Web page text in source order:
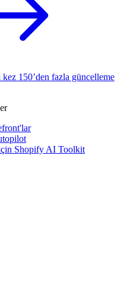
150’den fazla güncelleme
Shopify AI Toolkit